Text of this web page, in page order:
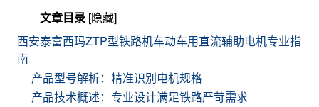
文章目录 [隐藏]
西安泰富西玛ZTP型铁路机车动车用直流辅助电机专业指
南
产品型号解析：精准识别电机规格
产品技术概述：专业设计满足铁路严苛需求